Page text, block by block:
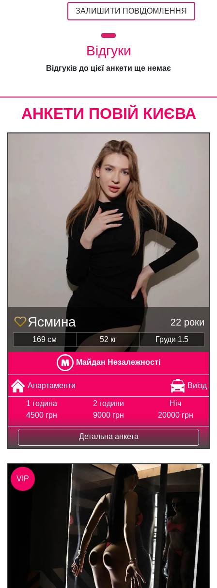
ЗАЛИШИТИ ПОВІДОМЛЕННЯ
Відгуки
Відгуків до цієї анкети ще немає
АНКЕТИ ПОВІЙ КИЄВА
Ясмина 22 роки
169 см 52 кг Груди 1.5
Майдан Незалежності
Апартаменти Виїзд
1 година
4500 грн
2 години
9000 грн
Ніч
20000 грн
Детальна анкета
VIP